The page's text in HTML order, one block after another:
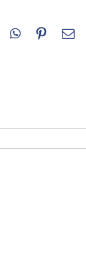
Facebook
WhatsApp
Pinterest
E-